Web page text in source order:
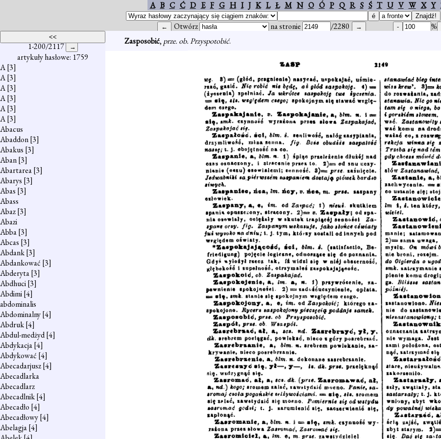
A B C Ć D E F G H I J K L Ł M N O Ó P Q R S Ś T U V W X Y
Otwórz na stronie /2280 %
1-200/2117
artykuły hasłowe: 1759
A[3]
A[3]
A[3]
A[3]
A[3]
A[3]
Abacus
Abaddon[3]
Abakus [3]
Aban[3]
Abartarea[3]
Abarys [3]
Abas [3]
Abass
Abaz[3]
Abazi
Abba[3]
Abcas [3]
Abdank[3]
Abdankować [3]
Abderyta[3]
Abdhuci[3]
Abdimi[4]
abdominalis
Abdominalny[4]
Abdruk[4]
Abdul-medżyd[4]
Abdykacja[4]
Abdykować [4]
Abecadarjusz[4]
Abecadlarka
Abecadlarz
Abecadlnik[4]
Abecadło [4]
Abecadłowy[4]
Abelagja[4]
Zasposobić, prze. ob. Przyspotobić.